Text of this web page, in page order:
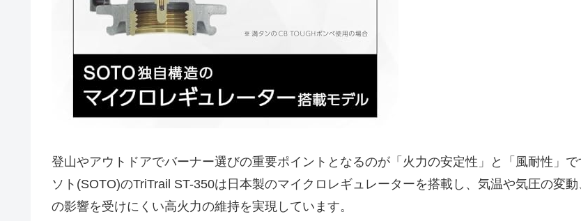
登山やアウトドアでバーナー選びの重要ポイントとなるのが「火力の安定性」と「風耐性」で
ソト(SOTO)のTriTrail ST-350は日本製のマイクロレギュレーターを搭載し、気温や気圧の変
の影響を受けにくい高火力の維持を実現しています。